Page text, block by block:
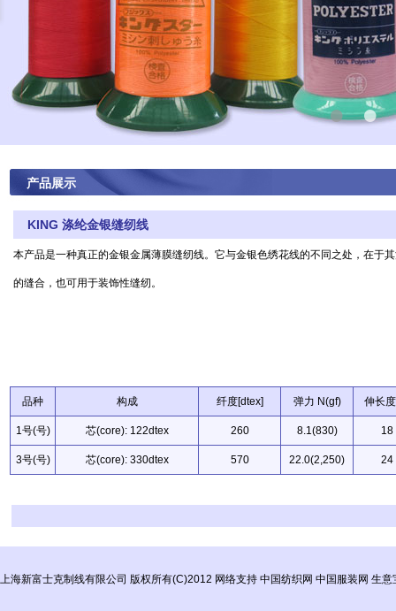
• •
产品展示
KING 涤纶金银缝纫线
本产品是一种真正的金银金属薄膜缝纫线。它与金银色绣花线的不同之处，在于
的缝合，也可用于装饰性缝纫。
品种 构成 纤度[dtex] 弹力 N(gf) 伸长
1号(号) 芯(core): 122dtex 260 8.1(830) 18
3号(号) 芯(core): 330dtex 570 22.0(2,250) 24
上海新富士克制线有限公司 版权所有(C)2012 网络支持 中国纺织网 中国服装网 生意